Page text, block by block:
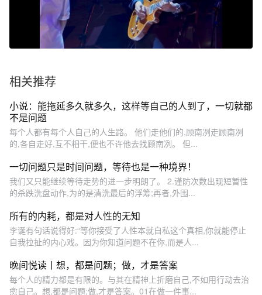
相关推荐
小说：能拖延多久就多久，这样等自己的人到了，一切就都
不是问题
每个人都有每个人自己的人生路。 他们走他们的,顾南冽走顾南冽
的,各自走好,互不相干,便也不许他去找顾南冽。 但...
一切问题只是时间问题，等待也是一种境界！
我们又只能继续等待走势的进一步明朗了。 2.谨防次数出现短暂性
的杀跌洗盘动作,为的是清洗最后的浮筹;再者,外围...
所有的内耗，都是对人性的无知
李诞有句话说得好:“等你接受了人性本就自私这个真相,你就能停止
自我拉扯的内心戏。因为你知道问题不在你,而是人...
晚间悦读丨想，都是问题；做，才是答案
每个人的精力都是有限的。与其在精神上折磨自己,不如用行动去治
愈自己。想,都是问题;做,才是答案。01在做一件事...